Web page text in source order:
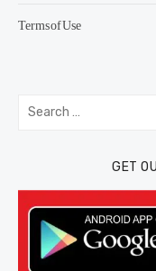
Terms of Use
Search
for:
GET